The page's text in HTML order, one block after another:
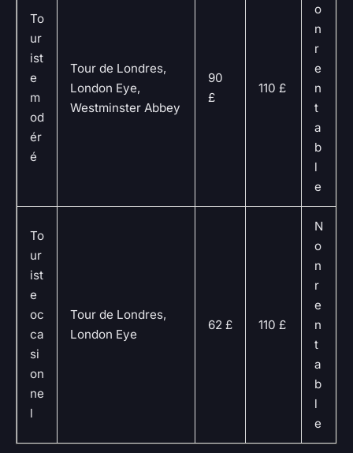
To
ur
ist
e
m
od
ér
é
Tour de Londres,
London Eye,
Westminster Abbey
90
£
110 £
o
n
r
e
n
t
a
b
l
e
To
ur
ist
e
oc
ca
si
on
ne
l
Tour de Londres,
London Eye
62 £ 110 £
N
o
n
r
e
n
t
a
b
l
e